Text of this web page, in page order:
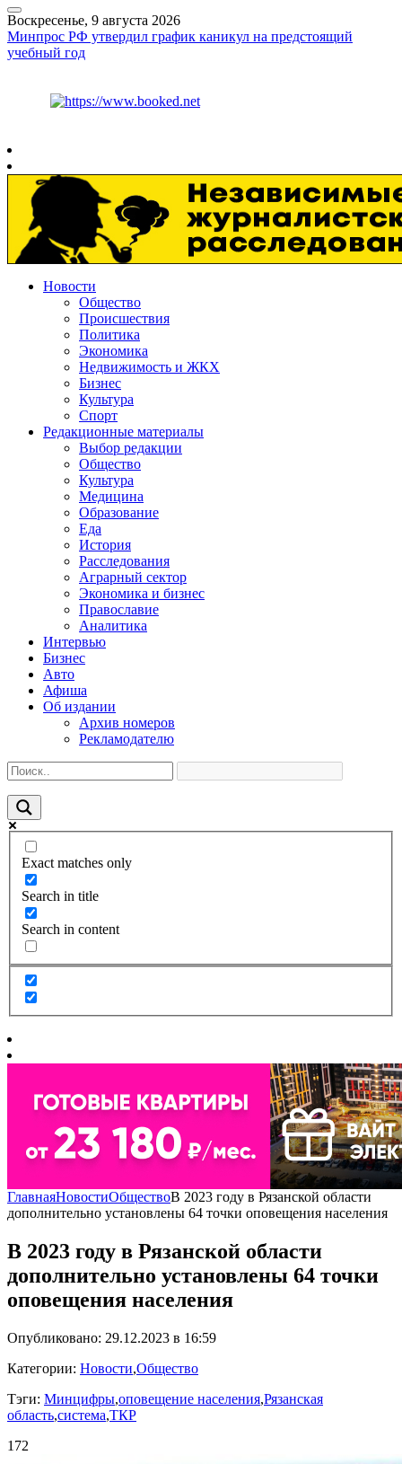
Воскресенье, 9 августа 2026
Минпрос РФ утвердил график каникул на предстоящий
учебный год
Новости
Общество
Происшествия
Политика
Экономика
Недвижимость и ЖКХ
Бизнес
Культура
Спорт
Редакционные материалы
Выбор редакции
Общество
Культура
Медицина
Образование
Еда
История
Расследования
Аграрный сектор
Экономика и бизнес
Православие
Аналитика
Интервью
Бизнес
Авто
Афиша
Об издании
Архив номеров
Рекламодателю
Exact matches only
Search in title
Search in content
ГлавнаяНовостиОбществоВ 2023 году в Рязанской области
дополнительно установлены 64 точки оповещения населения
В 2023 году в Рязанской области
дополнительно установлены 64 точки
оповещения населения
Опубликовано: 29.12.2023 в 16:59
Категории: Новости,Общество
Тэги: Минцифры,оповещение населения,Рязанская
область,система,ТКР
172